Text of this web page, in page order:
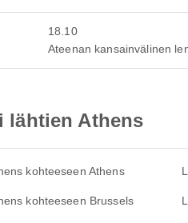
18.10
Ateenan kansainvälinen
lähtien Athens
kohteeseen Athens
kohteeseen Brussels